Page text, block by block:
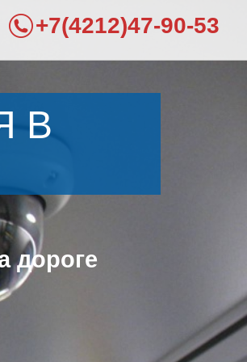
+7(4212)47-90-53
В
дороге